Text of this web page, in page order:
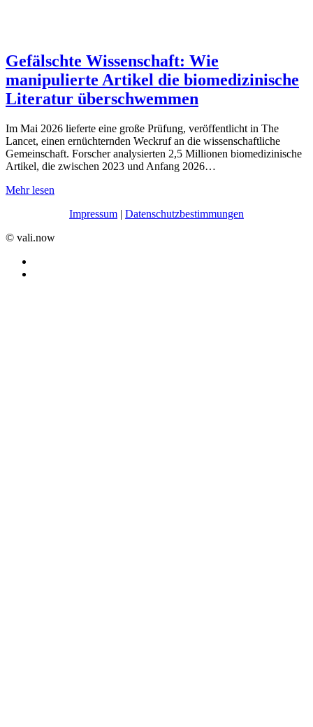
Gefälschte Wissenschaft: Wie
manipulierte Artikel die biomedizinische
Literatur überschwemmen
Im Mai 2026 lieferte eine große Prüfung, veröffentlicht in The
Lancet, einen ernüchternden Weckruf an die wissenschaftliche
Gemeinschaft. Forscher analysierten 2,5 Millionen biomedizinische
Artikel, die zwischen 2023 und Anfang 2026…
Mehr lesen
Impressum | Datenschutzbestimmungen
©️ vali.now